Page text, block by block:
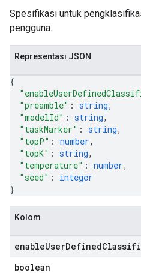
Spesifikasi untuk
pengguna.
Representasi JSON
{
"preamble" : string,
"modelId" : string,
"taskMarker" : string,
"topP" : number,
"topK" : string,
"temperature" : number,
"seed" : integer
}
Kolom
enableUserDefined
boolean